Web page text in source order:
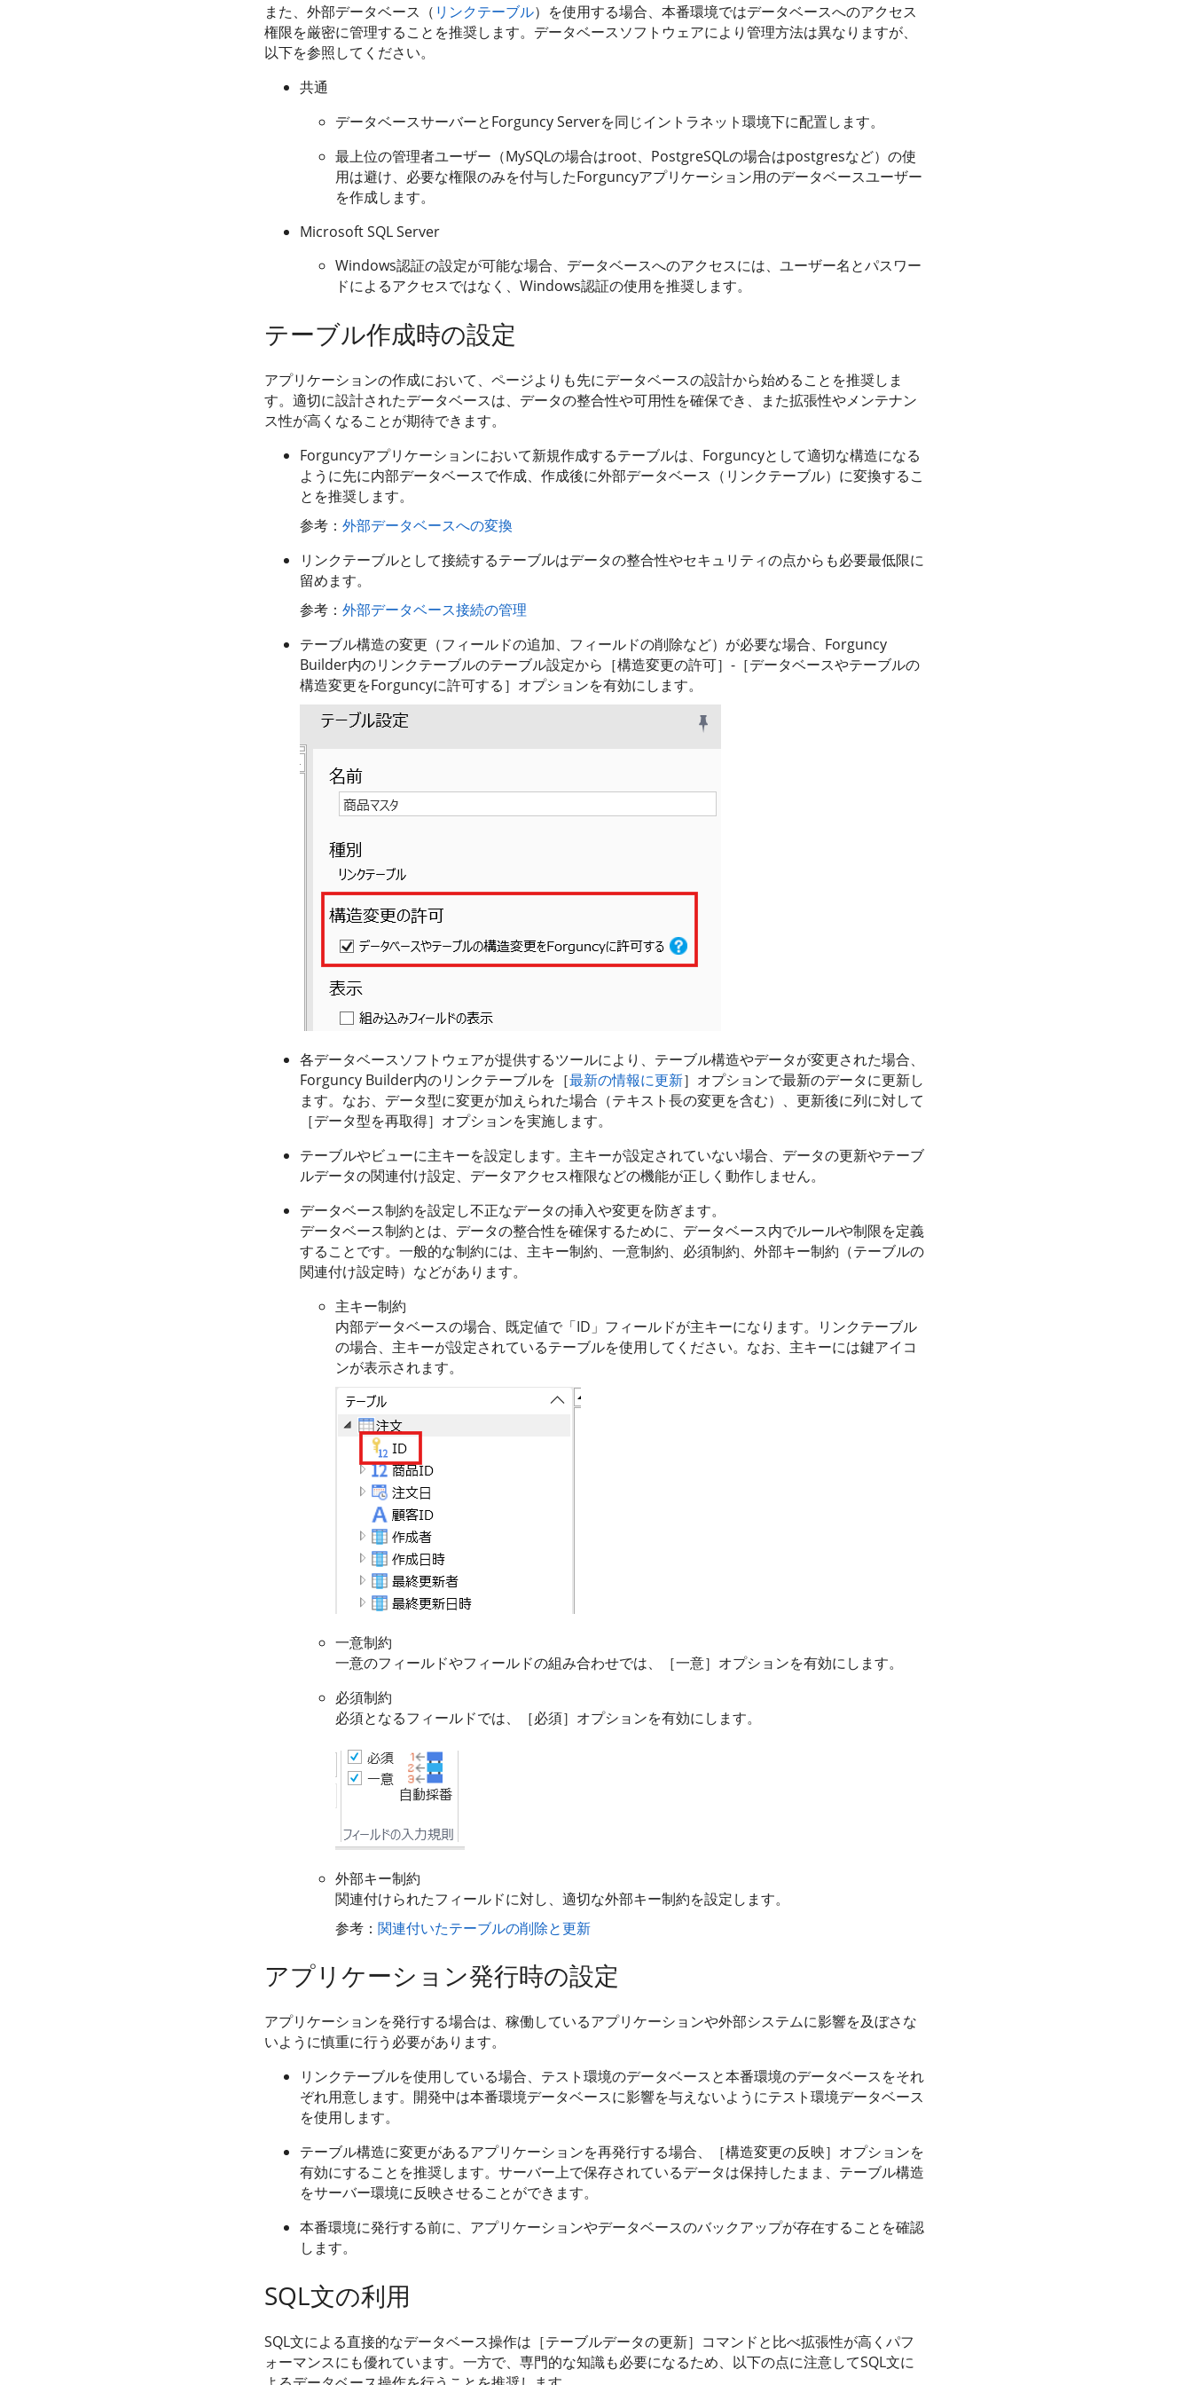
また、外部データベース（ リンクテーブル）を使用する場合、本番環境ではデータベースへのアクセス
権限を厳密に管理することを推奨します。データベースソフトウェアにより管理方法は異なりますが、
以下を参照してください。
共通
データベースサーバーとForguncy Serverを同じイントラネット環境下に配置します。
最上位の管理者ユーザー（MySQLの場合はroot、PostgreSQLの場合はpostgresなど）の使
用は避け、必要な権限のみを付与したForguncyアプリケーション用のデータベースユーザー
を作成します。
Microsoft SQL Server
Windows認証の設定が可能な場合、データベースへのアクセスには、ユーザー名とパスワー
ドによるアクセスではなく、Windows認証の使用を推奨します。
テーブル作成時の設定
アプリケーションの作成において、ページよりも先にデータベースの設計から始めることを推奨しま
す。適切に設計されたデータベースは、データの整合性や可用性を確保でき、また拡張性やメンテナン
ス性が高くなることが期待できます。
Forguncyアプリケーションにおいて新規作成するテーブルは、Forguncyとして適切な構造になる
ように先に内部データベースで作成、作成後に外部データベース（リンクテーブル）に変換するこ
とを推奨します。
参考： 外部データベースへの変換
リンクテーブルとして接続するテーブルはデータの整合性やセキュリティの点からも必要最低限に
留めます。
参考： 外部データベース接続の管理
テーブル構造の変更（フィールドの追加、フィールドの削除など）が必要な場合、Forguncy
Builder内のリンクテーブルのテーブル設定から［構造変更の許可］-［データベースやテーブルの
構造変更をForguncyに許可する］オプションを有効にします。
各データベースソフトウェアが提供するツールにより、テーブル構造やデータが変更された場合、
Forguncy Builder内のリンクテーブルを［最新の情報に更新］オプションで最新のデータに更新し
ます。なお、データ型に変更が加えられた場合（テキスト長の変更を含む）、更新後に列に対して
［データ型を再取得］オプションを実施します。
テーブルやビューに主キーを設定します。主キーが設定されていない場合、データの更新やテーブ
ルデータの関連付け設定、データアクセス権限などの機能が正しく動作しません。
データベース制約を設定し不正なデータの挿入や変更を防ぎます。
データベース制約とは、データの整合性を確保するために、データベース内でルールや制限を定義
することです。一般的な制約には、主キー制約、一意制約、必須制約、外部キー制約（テーブルの
関連付け設定時）などがあります。
主キー制約
内部データベースの場合、既定値で「ID」フィールドが主キーになります。リンクテーブル
の場合、主キーが設定されているテーブルを使用してください。なお、主キーには鍵アイコ
ンが表示されます。
一意制約
一意のフィールドやフィールドの組み合わせでは、［一意］オプションを有効にします。
必須制約
必須となるフィールドでは、［必須］オプションを有効にします。
外部キー制約
関連付けられたフィールドに対し、適切な外部キー制約を設定します。
参考： 関連付いたテーブルの削除と更新
アプリケーション発行時の設定
アプリケーションを発行する場合は、稼働しているアプリケーションや外部システムに影響を及ぼさな
いように慎重に行う必要があります。
リンクテーブルを使用している場合、テスト環境のデータベースと本番環境のデータベースをそれ
ぞれ用意します。開発中は本番環境データベースに影響を与えないようにテスト環境データベース
を使用します。
テーブル構造に変更があるアプリケーションを再発行する場合、［構造変更の反映］オプションを
有効にすることを推奨します。サーバー上で保存されているデータは保持したまま、テーブル構造
をサーバー環境に反映させることができます。
本番環境に発行する前に、アプリケーションやデータベースのバックアップが存在することを確認
します。
SQL文の利用
SQL文による直接的なデータベース操作は［テーブルデータの更新］コマンドと比べ拡張性が高くパフ
ォーマンスにも優れています。一方で、専門的な知識も必要になるため、以下の点に注意してSQL文に